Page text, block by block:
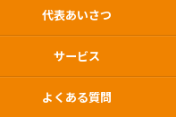
代表あいさつ
サービス
よくある質問